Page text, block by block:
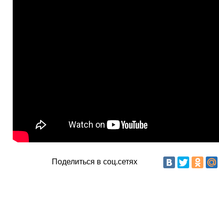
Поделиться в соц.сетях